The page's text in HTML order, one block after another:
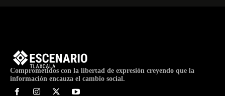
Comprometidos con la libertad de expresión creyendo que la
información encauza el cambio social.